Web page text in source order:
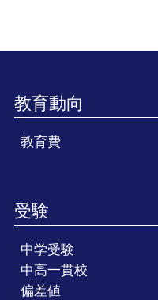
教育動向
教育費
受験
中学受験
中高一貫校
偏差値